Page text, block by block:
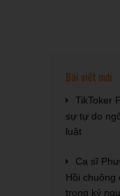
Bài viết mới
TikToker
sự tự do
luật
Ca sĩ
Hồi chuông
trong kỷ